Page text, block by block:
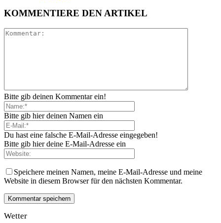
KOMMENTIERE DEN ARTIKEL
Bitte gib deinen Kommentar ein!
Bitte gib hier deinen Namen ein
Du hast eine falsche E-Mail-Adresse eingegeben!
Bitte gib hier deine E-Mail-Adresse ein
Speichere meinen Namen, meine E-Mail-Adresse und meine
Website in diesem Browser für den nächsten Kommentar.
Wetter